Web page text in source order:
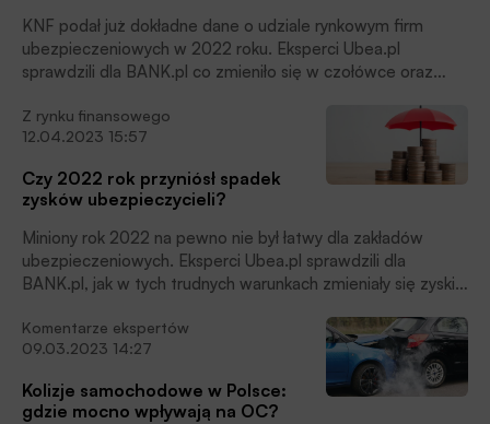
KNF podał już dokładne dane o udziale rynkowym firm
ubezpieczeniowych w 2022 roku. Eksperci Ubea.pl
sprawdzili dla BANK.pl co zmieniło się w czołówce oraz
przypisanej brutto działu I oraz II.
Z rynku finansowego
12.04.2023 15:57
Czy 2022 rok przyniósł spadek
zysków ubezpieczycieli?
Miniony rok 2022 na pewno nie był łatwy dla zakładów
ubezpieczeniowych. Eksperci Ubea.pl sprawdzili dla
BANK.pl, jak w tych trudnych warunkach zmieniały się zyski
Komentarze ekspertów
09.03.2023 14:27
Kolizje samochodowe w Polsce:
gdzie mocno wpływają na OC?